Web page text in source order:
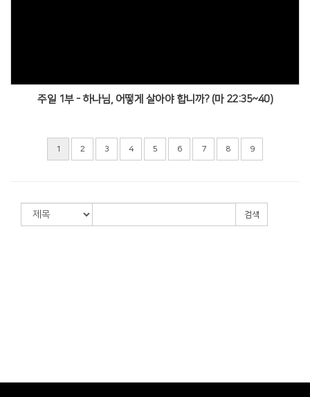
주일 1부 - 하나님, 어떻게 살아야 합니까? (마 22:35~40)
1 2 3 4 5 6 7 8 9
검색